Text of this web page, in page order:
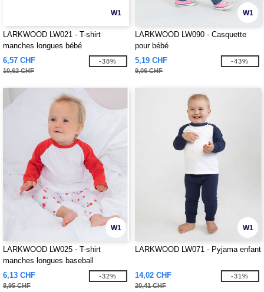
W1
LARKWOOD LW021 - T-shirt
manches longues bébé
6,57 CHF
10,62 CHF
-38%
W1
LARKWOOD LW090 - Casquette
pour bébé
5,19 CHF
9,06 CHF
-43%
W1
LARKWOOD LW025 - T-shirt
manches longues baseball
6,13 CHF
8,95 CHF
-32%
W1
LARKWOOD LW071 - Pyjama enfant
14,02 CHF
20,41 CHF
-31%